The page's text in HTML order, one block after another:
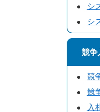
シ
シ
競争
競
競
入